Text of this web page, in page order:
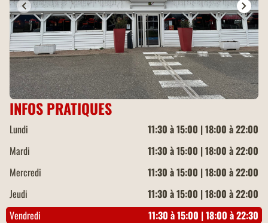
INFOS PRATIQUES
Lundi
11:30 à 15:00 | 18:00 à 22:00
Mardi
11:30 à 15:00 | 18:00 à 22:00
Mercredi
11:30 à 15:00 | 18:00 à 22:00
Jeudi
11:30 à 15:00 | 18:00 à 22:00
Vendredi
11:30 à 15:00 | 18:00 à 22:30